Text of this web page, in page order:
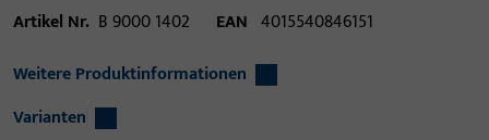
Artikel Nr. B 9000 1402 EAN 4015540846151
Weitere Produktinformationen
Varianten